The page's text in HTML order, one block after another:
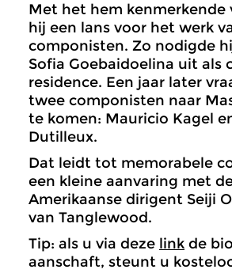
Met het hem kenmerkende
hij een lans voor het werk
componisten. Zo nodigde
Sofia Goebaidoelina uit als
residence. Een jaar later
twee componisten naar
te komen: Mauricio Kagel
Dutilleux.
Dat leidt tot memorabele
een kleine aanvaring met
Amerikaanse dirigent Seiji
van Tanglewood.
Tip: als u via deze link de
aanschaft, steunt u